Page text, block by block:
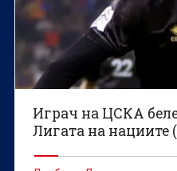
Играч на ЦСКА
Лигата на